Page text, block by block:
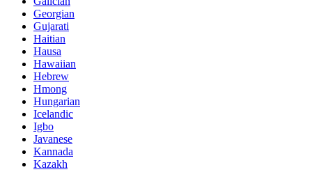
Georgian
Gujarati
Haitian
Hausa
Hawaiian
Hebrew
Hmong
Hungarian
Icelandic
Igbo
Javanese
Kannada
Kazakh